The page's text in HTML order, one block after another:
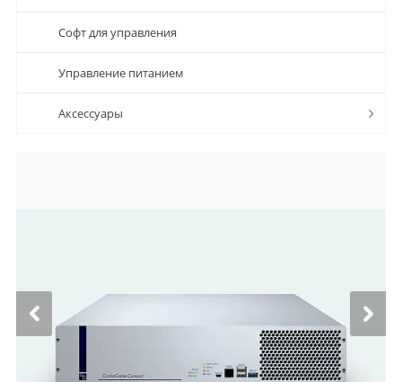
Софт для управления
Управление питанием
Аксессуары